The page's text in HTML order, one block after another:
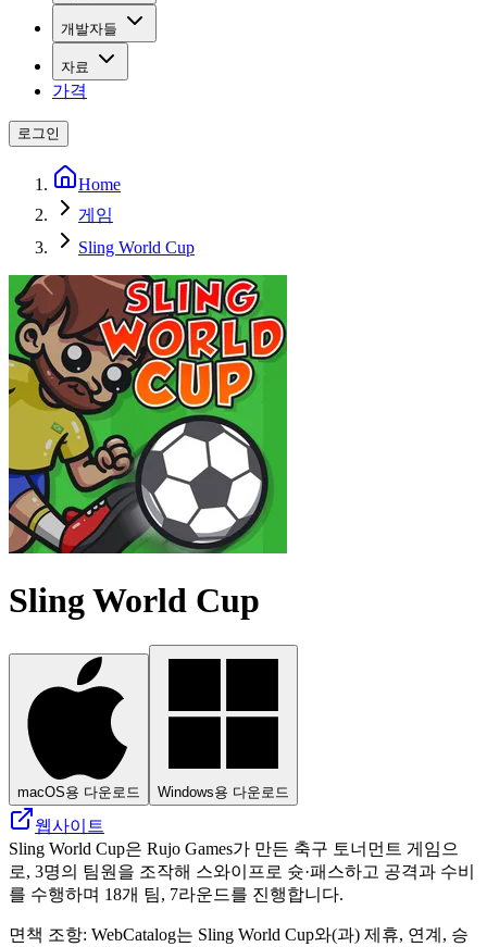
개발자들
자료
가격
로그인
Home
게임
Sling World Cup
Sling World Cup
macOS용 다운로드 Windows용 다운로드
웹사이트
Sling World Cup은 Rujo Games가 만든 축구 토너먼트 게임으
로, 3명의 팀원을 조작해 스와이프로 슛·패스하고 공격과 수비
를 수행하며 18개 팀, 7라운드를 진행합니다.
면책 조항: WebCatalog는 Sling World Cup와(과) 제휴, 연계, 승